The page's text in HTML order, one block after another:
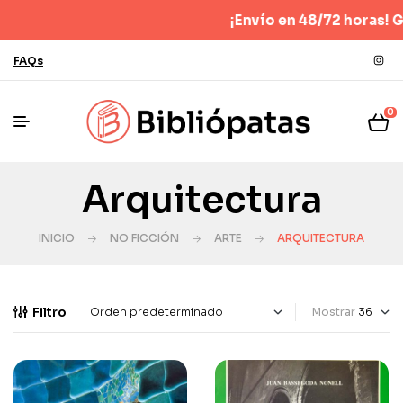
¡Envío en 48/72 horas!
FAQs
0
Arquitectura
INICIO NO FICCIÓN ARTE ARQUITECTURA
Filtro Mostrar